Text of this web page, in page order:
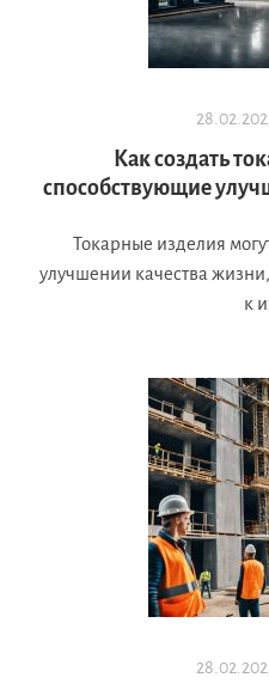
Как создать
способствующие
Токарные изделия
улучшении качества
к